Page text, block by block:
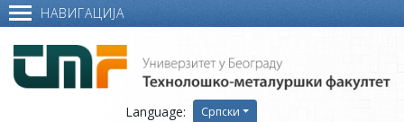
НАВИГАЦИЈА
Language: Српски